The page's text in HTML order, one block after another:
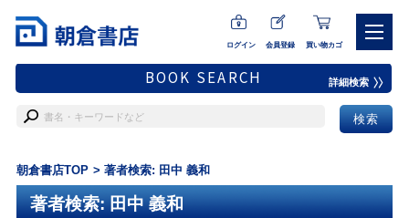
ログイン 会員登録 買い物カゴ
BOOK SEARCH 詳細検索
朝倉書店TOP 著者検索: 田中 義和
著者検索: 田中 義和